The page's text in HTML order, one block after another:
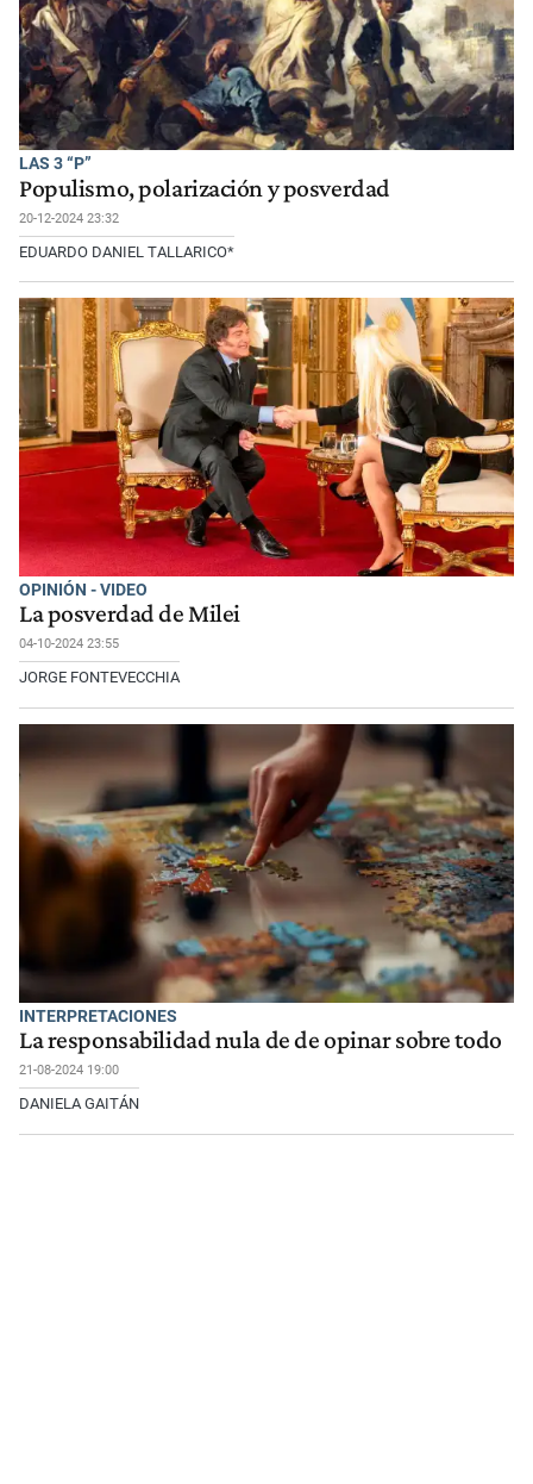
LAS 3 “P”
Populismo, polarización y posverdad
20-12-2024 23:32
EDUARDO DANIEL TALLARICO*
OPINIÓN - VIDEO
La posverdad de Milei
04-10-2024 23:55
JORGE FONTEVECCHIA
INTERPRETACIONES
La responsabilidad nula de de opinar sobre todo
21-08-2024 19:00
DANIELA GAITÁN